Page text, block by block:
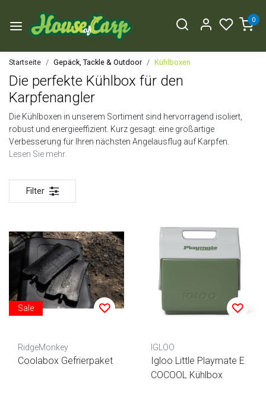
0
Startseite Gepäck, Tackle & Outdoor Kühlboxen
Die perfekte Kühlbox für den
Karpfenangler
Die Kühlboxen in unserem Sortiment sind hervorragend isoliert,
robust und energieeffizient. Kurz gesagt: eine großartige
Verbesserung für Ihren nächsten Angelausflug auf Karpfen.
Lesen Sie mehr.
Filter
Sale
RidgeMonkey
Coolabox Gefrierpaket
IGLOO
Igloo Little Playmate E
COCOOL Kühlbox